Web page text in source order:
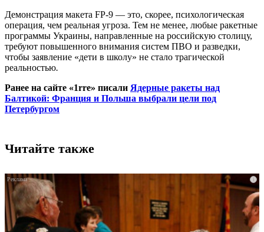
Демонстрация макета FP-9 — это, скорее, психологическая
операция, чем реальная угроза. Тем не менее, любые ракетные
программы Украины, направленные на российскую столицу,
требуют повышенного внимания систем ПВО и разведки,
чтобы заявление «дети в школу» не стало трагической
реальностью.
Ранее на сайте «1rre» писали Ядерные ракеты над
Балтикой: Франция и Польша выбрали цели под
Петербургом
Читайте также
i